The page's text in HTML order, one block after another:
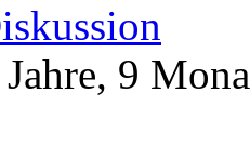
Jahre, 9